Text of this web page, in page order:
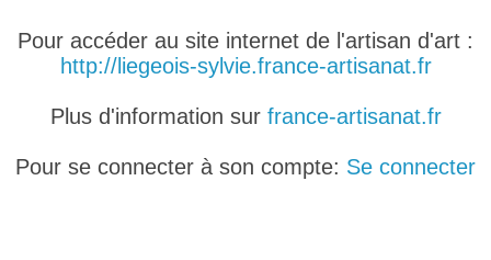
Pour accéder au site internet de l'artisan d'art :
http://liegeois-sylvie.france-artisanat.fr
Plus d'information sur france-artisanat.fr
Pour se connecter à son compte: Se connecter